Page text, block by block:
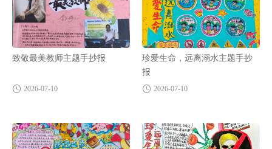
致敬最美教师主题手抄报
2026-07-10
珍爱生命，远离溺水主题手抄
报
2026-07-10